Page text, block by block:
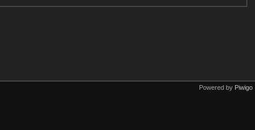
Powered by Piwigo